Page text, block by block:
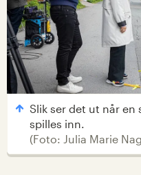
Slik ser det ut når en
spilles inn.
(Foto: Julia Marie